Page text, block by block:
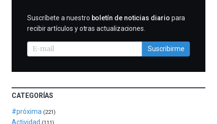
celebración
la
edición
Bilbo
Zientzia
SUSCRIBIRME
Suscríbete a nuestro boletín de noticias diario para
recibir artículos y otras actualizaciones.
Suscribirme
CATEGORÍAS
#próxima (221)
Actividad (111)